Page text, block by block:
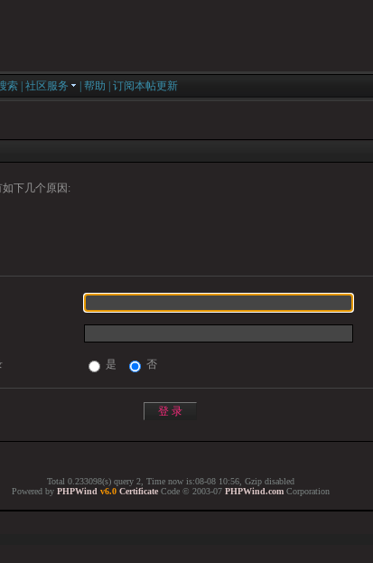
索 社区服务 帮助 订阅本帖更新
下几个原因:
是 否
Total 0.233098(s) query 2, Time now is:08-08 10:56, Gzip disabled
Powered by PHPWind v6.0 Certificate Code © 2003-07 PHPWind.com Corporation